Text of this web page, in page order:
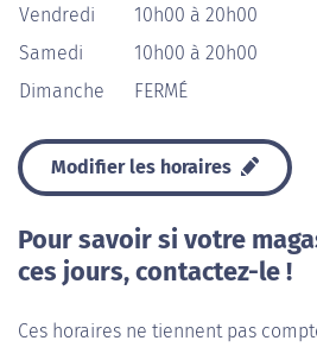
Vendredi
10h00 à 20h00
Samedi
10h00 à 20h00
Dimanche
FERMÉ
Modifier les horaires
Pour savoir si votre
ces jours, contactez-le !
Ces horaires ne tiennent pas